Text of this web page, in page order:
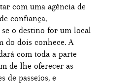
com uma agência de
confiança,
o destino for um local
do dois conhece. A
com toda a parte
de lhe oferecer as
de passeios, e